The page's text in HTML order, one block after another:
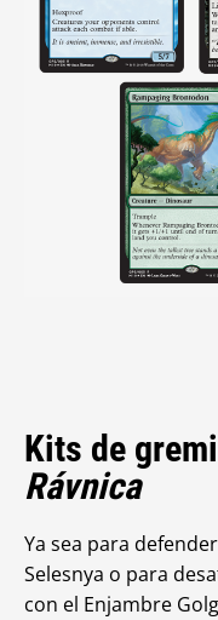
Kits de
Rávnica
Ya sea para
Selesnya o para
con el Enjambre